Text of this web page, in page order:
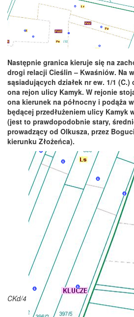
Następnie granica kieruje się na
drogi relacji Cieślin – Kwaśniów. Na
sąsiadujących działek nr ew. 1/1 (C.)
ona rejon ulicy Kamyk. W rejonie
ona kierunek na północny i podąża
będącej przedłużeniem ulicy Kamyk
(jest to prawdopodobnie stary,
prowadzący od Olkusza, przez
kierunku Złożeńca).
CKd/4